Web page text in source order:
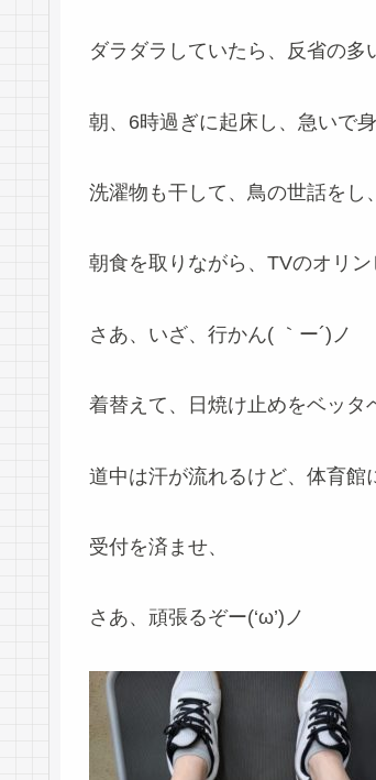
ダラダラしていたら、反省の多
朝、6時過ぎに起床し、急いで
洗濯物も干して、鳥の世話をし
朝食を取りながら、TVのオリン
さあ、いざ、行かん( ｀ー´)ノ
着替えて、日焼け止めをベッタ
道中は汗が流れるけど、体育館
受付を済ませ、
さあ、頑張るぞー(‘ω’)ノ